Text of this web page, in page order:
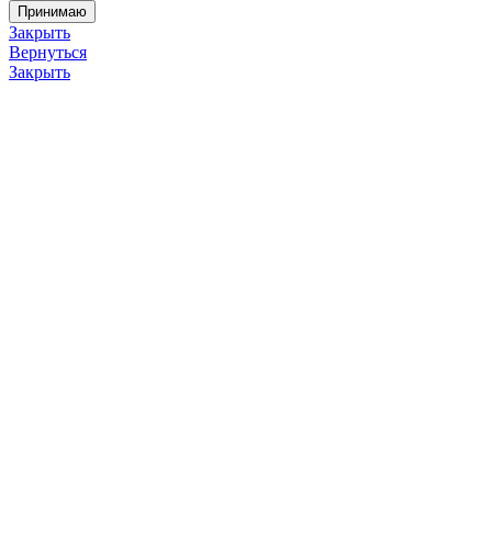
Принимаю
Закрыть
Вернуться
Закрыть